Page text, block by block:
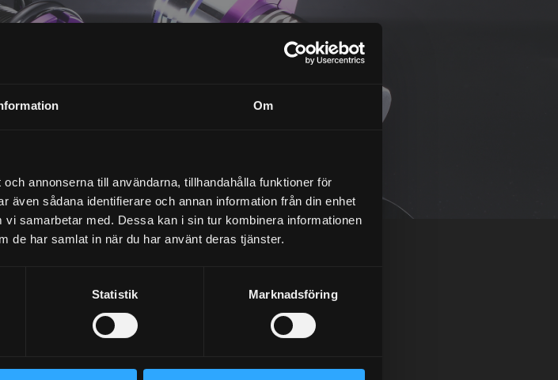
Om
annonserna till användarna, tillhandahålla funktioner för
sådana identifierare och annan information från din enhet
samarbetar med. Dessa kan i sin tur kombinera informationen
de har samlat in när du har använt deras tjänster.
Statistik Marknadsföring
i enlighet med vår